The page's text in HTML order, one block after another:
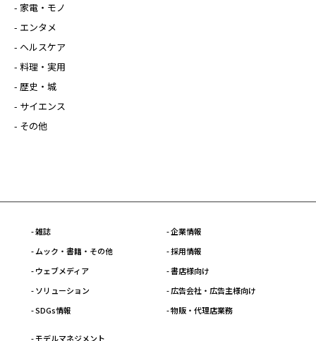
- 家電・モノ
- エンタメ
- ヘルスケア
- 料理・実用
- 歴史・城
- サイエンス
- その他
- 雑誌
- ムック・書籍・その他
- ウェブメディア
- ソリューション
- SDGs情報
- 企業情報
- 採用情報
- 書店様向け
- 広告会社・広告主様向け
- 物販・代理店業務
- モデルマネジメント